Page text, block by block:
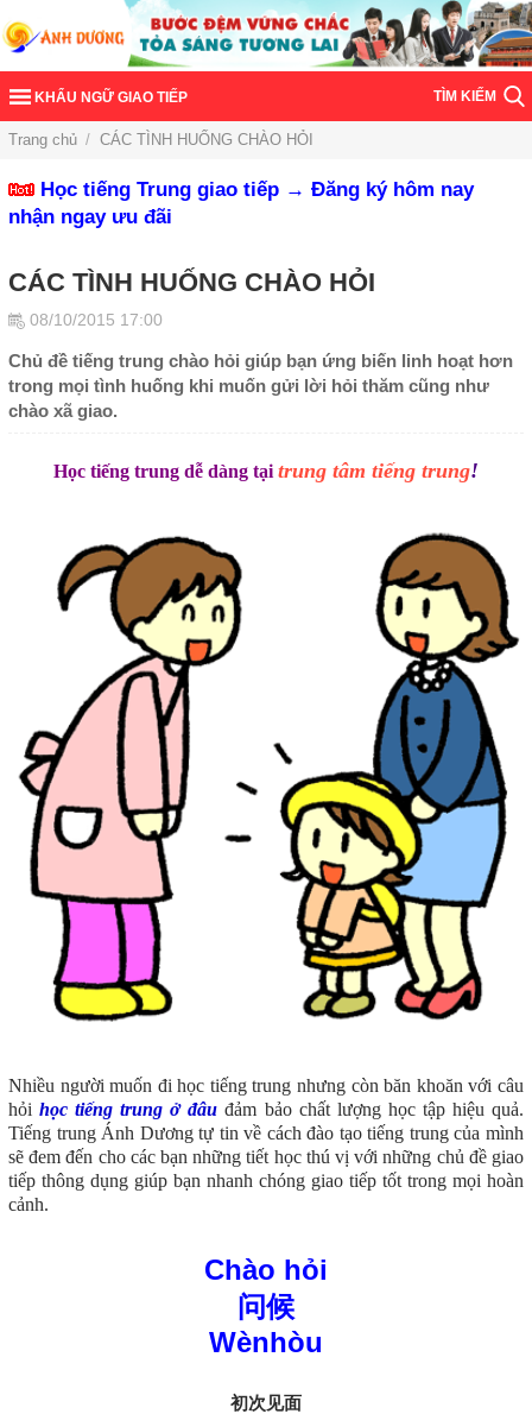
KHẨU NGỮ GIAO TIẾP TÌM KIẾM
Trang chủ / CÁC TÌNH HUỐNG CHÀO HỎI
Học tiếng Trung giao tiếp → Đăng ký hôm nay
nhận ngay ưu đãi
CÁC TÌNH HUỐNG CHÀO HỎI
08/10/2015 17:00
Chủ đề tiếng trung chào hỏi giúp bạn ứng biến linh hoạt hơn
trong mọi tình huống khi muốn gửi lời hỏi thăm cũng như
chào xã giao.
Học tiếng trung dễ dàng tại trung tâm tiếng trung!
Nhiều người muốn đi học tiếng trung nhưng còn băn khoăn với câu
hỏihọc tiếng trung ở đâu đảm bảo chất lượng học tập hiệu quả.
Tiếng trung Ánh Dương tự tin về cách đào tạo tiếng trung của mình
sẽ đem đến cho các bạn những tiết học thú vị với những chủ đề giao
tiếp thông dụng giúp bạn nhanh chóng giao tiếp tốt trong mọi hoàn
cảnh.
Chào hỏi
问候
Wènhòu
初次见面